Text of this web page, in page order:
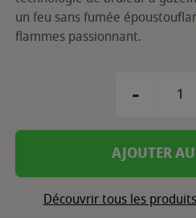
un feu sans fumée
flammes passionnant.
-
AJOUTER
Découvrir tous les